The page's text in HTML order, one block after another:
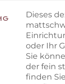
Dieses
oder Ihr
Sie
der fein
finden